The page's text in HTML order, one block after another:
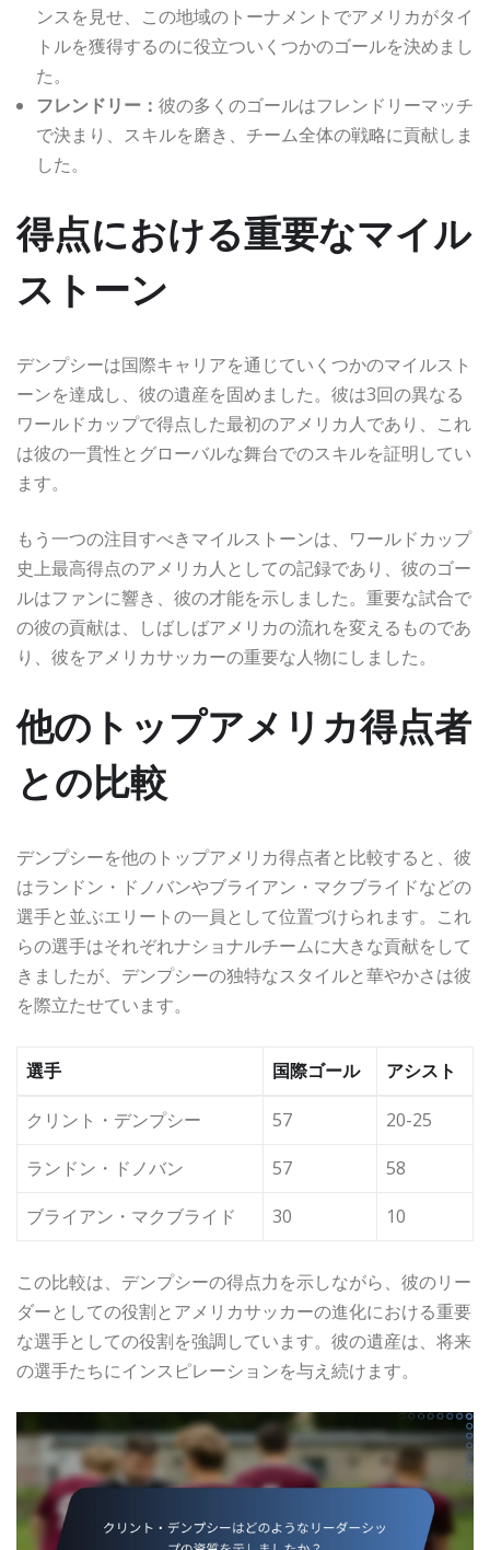
ンスを見せ、この地域のトーナメントでアメリカがタイ
トルを獲得するのに役立ついくつかのゴールを決めまし
た。
フレンドリー： 彼の多くのゴールはフレンドリーマッチ
で決まり、スキルを磨き、チーム全体の戦略に貢献しま
した。
得点における重要なマイル
ストーン
デンプシーは国際キャリアを通じていくつかのマイルスト
ーンを達成し、彼の遺産を固めました。彼は3回の異なる
ワールドカップで得点した最初のアメリカ人であり、これ
は彼の一貫性とグローバルな舞台でのスキルを証明してい
ます。
もう一つの注目すべきマイルストーンは、ワールドカップ
史上最高得点のアメリカ人としての記録であり、彼のゴー
ルはファンに響き、彼の才能を示しました。重要な試合で
の彼の貢献は、しばしばアメリカの流れを変えるものであ
り、彼をアメリカサッカーの重要な人物にしました。
他のトップアメリカ得点者
との比較
デンプシーを他のトップアメリカ得点者と比較すると、彼
はランドン・ドノバンやブライアン・マクブライドなどの
選手と並ぶエリートの一員として位置づけられます。これ
らの選手はそれぞれナショナルチームに大きな貢献をして
きましたが、デンプシーの独特なスタイルと華やかさは彼
を際立たせています。
選手 国際ゴール アシスト
クリント・デンプシー 57
20-25
ランドン・ドノバン
57
58
ブライアン・マクブライド
30 10
この比較は、デンプシーの得点力を示しながら、彼のリー
ダーとしての役割とアメリカサッカーの進化における重要
な選手としての役割を強調しています。彼の遺産は、将来
の選手たちにインスピレーションを与え続けます。